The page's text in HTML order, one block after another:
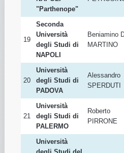
"Federico II"
18
Università
degli Studi di
NAPOLI
"Parthenope"
Alfredo
PETROSINO
19
Seconda
Università
degli Studi di
NAPOLI
Beniamino DI
MARTINO
Università
degli Studi di
PADOVA
Alessandro
Università